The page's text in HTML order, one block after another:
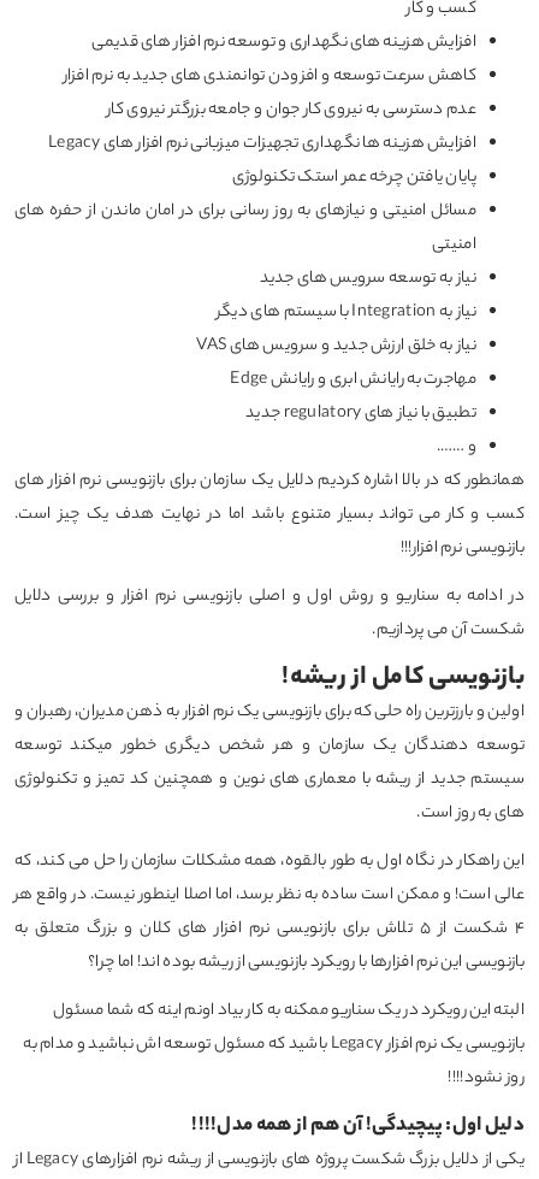
کسب و کار
افزایش هزینه های نگهداری و توسعه نرم افزار های قدیمی
کاهش سرعت توسعه و افزودن توانمندی های جدید به نرم افزار
عدم دسترسی به نیروی کار جوان و جامعه بزرگتر نیروی کار
افزایش هزینه ها نگهداری تجهیزات میزبانی نرم افزار های Legacy
پایان یافتن چرخه عمر استک تکنولوژی
مسائل امنیتی و نیازهای به روز رسانی برای در امان ماندن از حفره های
امنیتی
نیاز به توسعه سرویس های جدید
نیاز به Integration با سیستم های دیگر
نیاز به خلق ارزش جدید و سرویس های VAS
مهاجرت به رایانش ابری و رایانش Edge
تطبیق با نیاز های regulatory جدید
و …….
همانطور که در بالا اشاره کردیم دلایل یک سازمان برای بازنویسی نرم افزار های
کسب و کار می تواند بسیار متنوع باشد اما در نهایت هدف یک چیز است.
بازنویسی نرم افزار!!!
در ادامه به سناریو و روش اول و اصلی بازنویسی نرم افزار و بررسی دلایل
شکست آن می پردازیم.
بازنویسی کامل از ریشه!
اولین و بارزترین راه حلی که برای بازنویسی یک نرم افزار به ذهن مدیران، رهبران و
توسعه دهندگان یک سازمان و هر شخص دیگری خطور میکند توسعه
سیستم جدید از ریشه با معماری های نوین و همچنین کد تمیز و تکنولوژی
های به روز است.
این راهکار در نگاه اول به طور بالقوه، همه مشکلات سازمان را حل می کند، که
عالی است! و ممکن است ساده به نظر برسد، اما اصلا اینطور نیست. در واقع هر
۴ شکست از ۵ تلاش برای بازنویسی نرم افزار های کلان و بزرگ متعلق به
بازنویسی این نرم افزارها با رویکرد بازنویسی از ریشه بوده اند! اما چرا؟
البته این رویکرد در یک سناریو ممکنه به کار بیاد اونم اینه که شما مسئول
بازنویسی یک نرم افزار Legacy باشید که مسئول توسعه اش نباشید و مدام به
روز نشود!!!!
دلیل اول: پیچیدگی! آن هم از همه مدل!!!!
یکی از دلایل بزرگ شکست پروژه های بازنویسی از ریشه نرم افزارهای Legacy از